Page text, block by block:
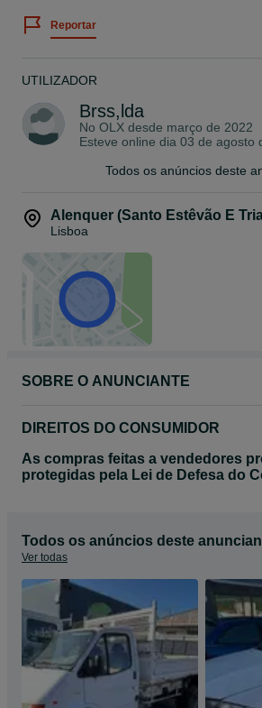
Reportar
UTILIZADOR
Brss,lda
No OLX desde março de 2022
Esteve online dia 03 de agosto
Todos os anúncios deste
Alenquer (Santo Estêvão E
Lisboa
SOBRE O ANUNCIANTE
DIREITOS DO CONSUMIDOR
As compras feitas a vendedores
protegidas pela Lei de Defesa do
Todos os anúncios deste
Ver todas